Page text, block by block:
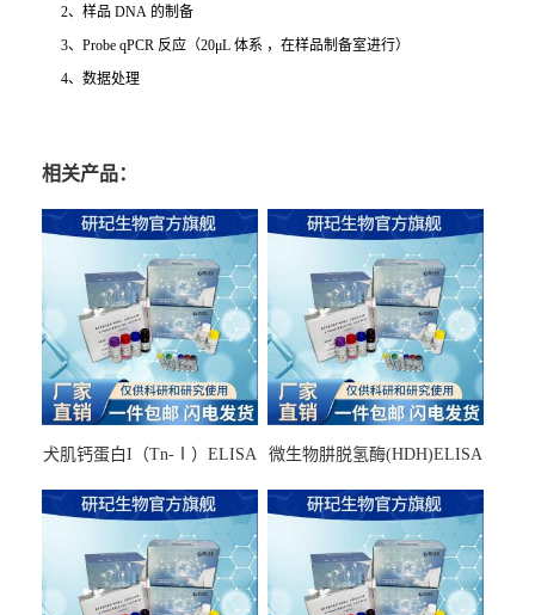
2、样品 DNA 的制备
3、Probe qPCR 反应（20μL 体系 ，在样品制备室进行）
4、数据处理
相关产品：
犬肌钙蛋白I（Tn-Ⅰ）ELISA
微生物肼脱氢酶(HDH)ELISA